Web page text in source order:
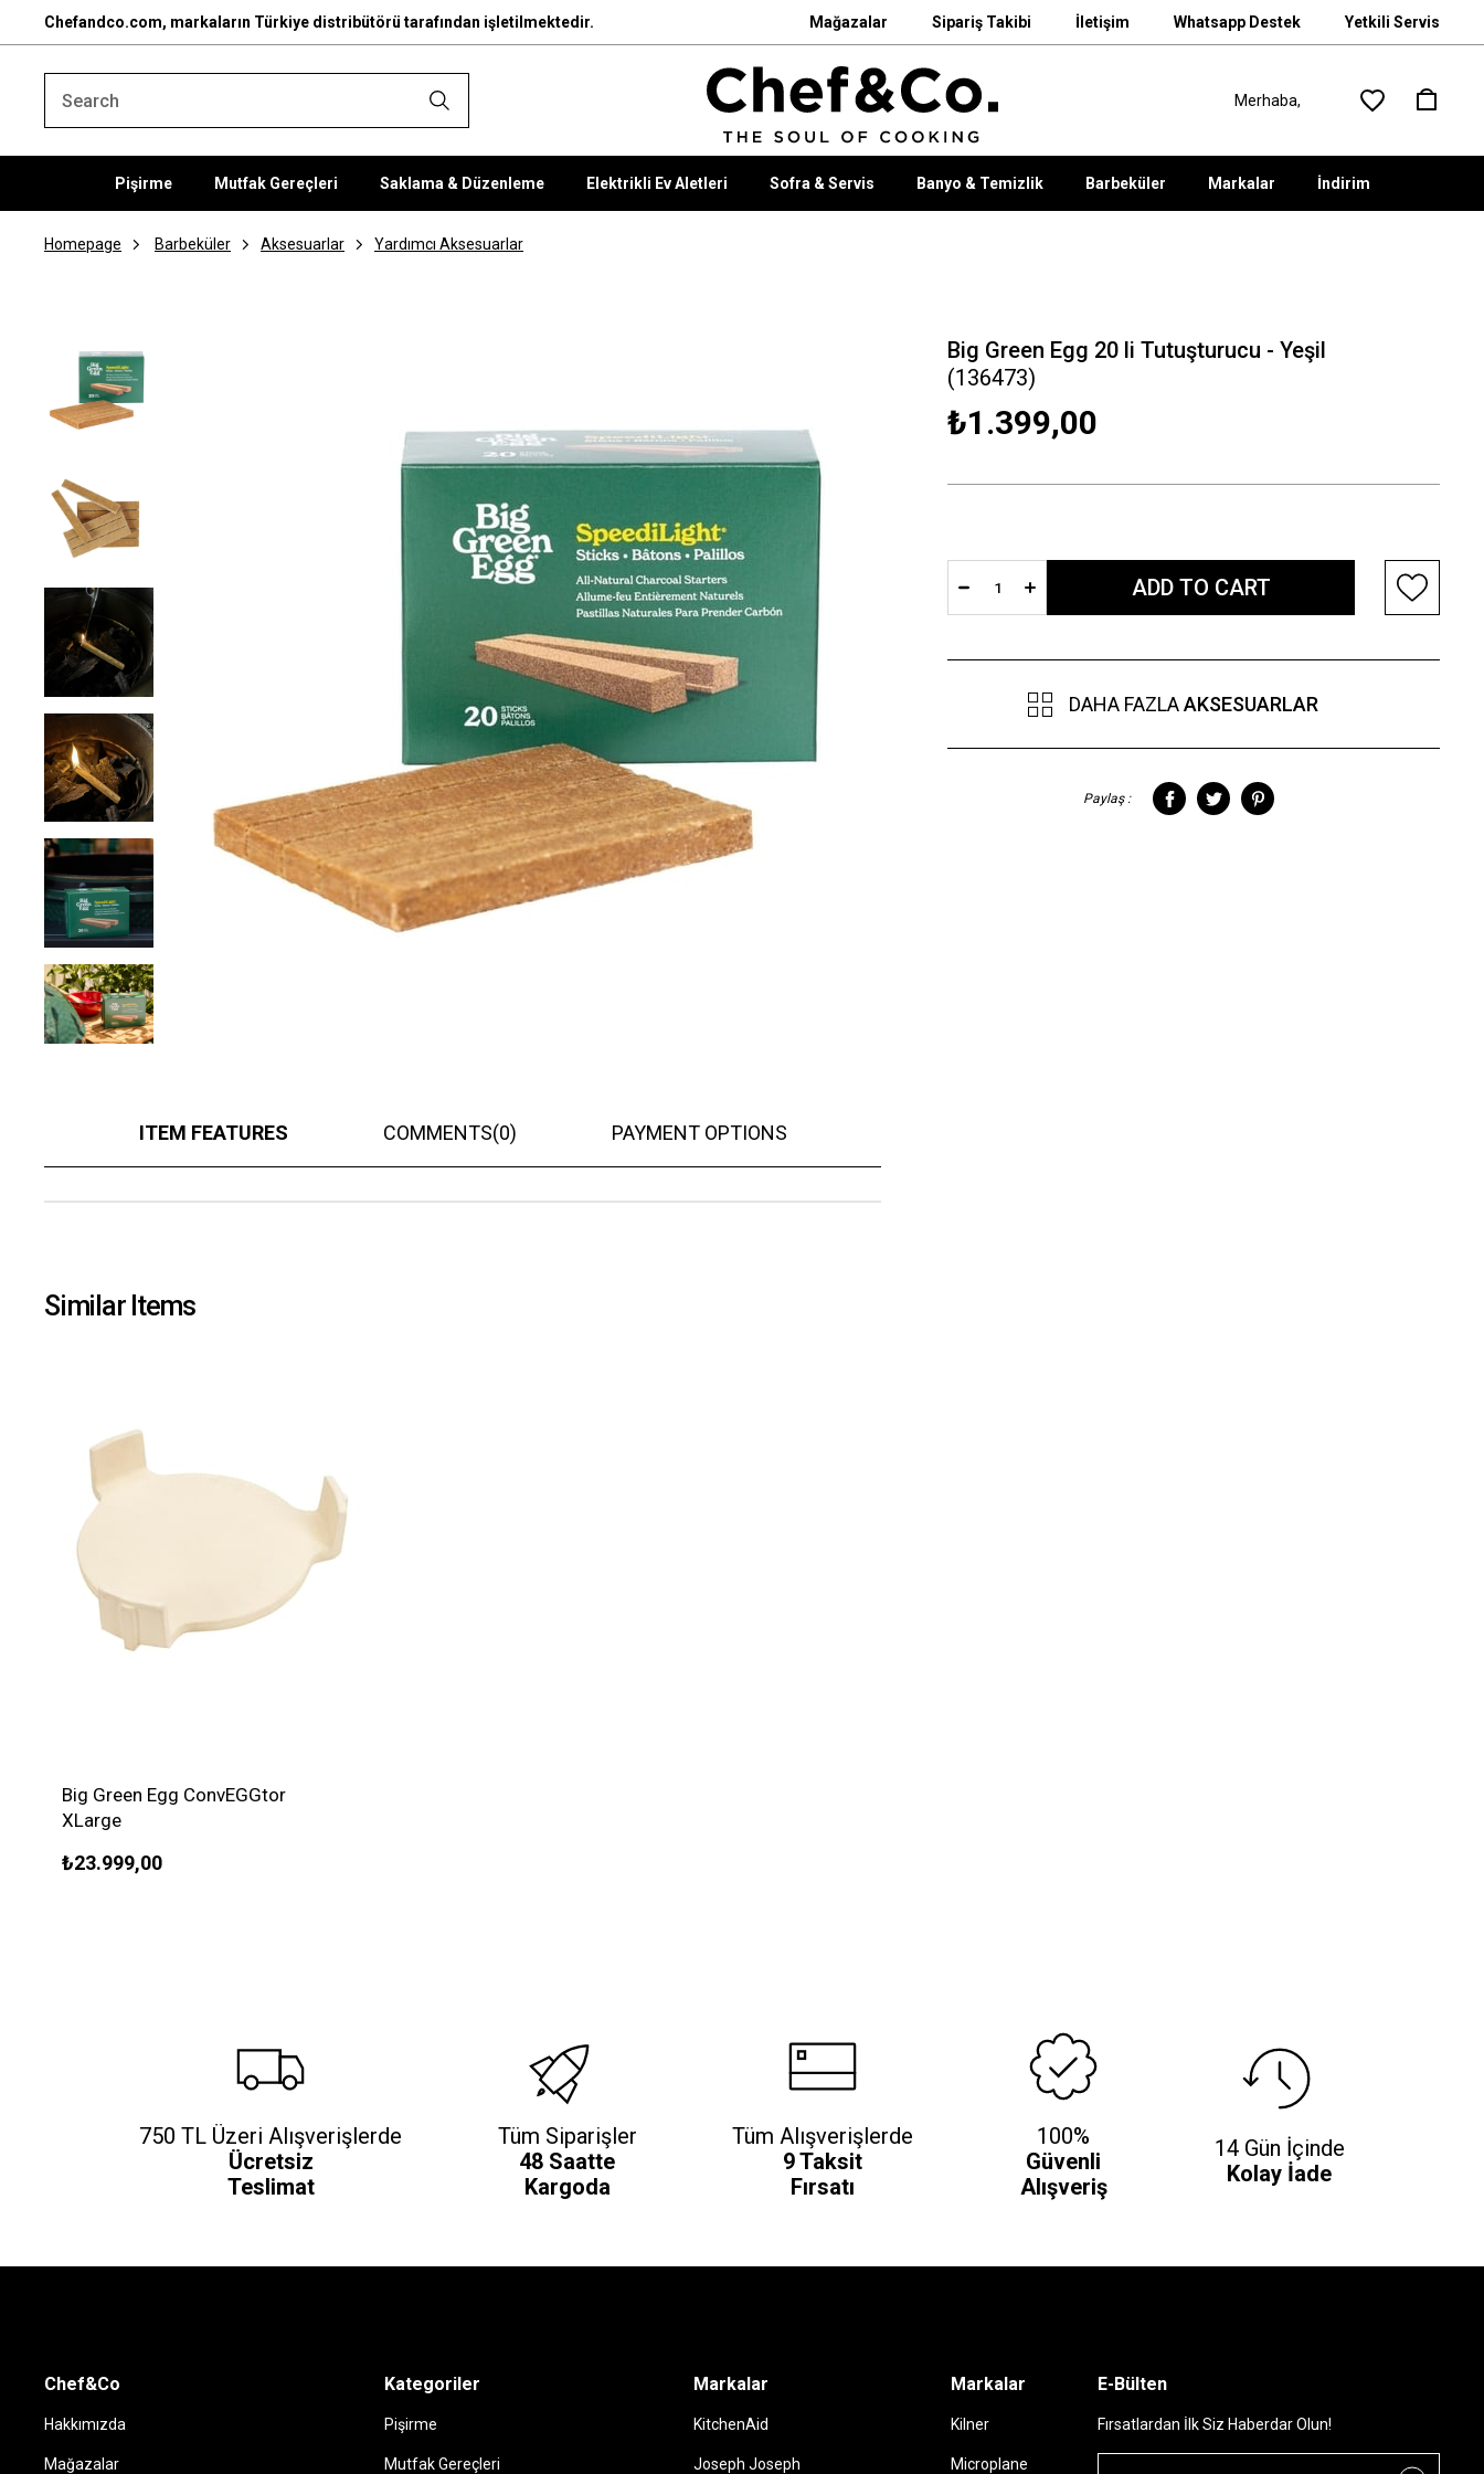
Chefandco.com, markaların Türkiye distribütörü tarafından işletilmektedir. Mağazalar Sipariş Takibi İletişim Whatsapp Destek Yetkili Servis
Pişirme Mutfak Gereçleri Saklama & Düzenleme Elektrikli Ev Aletleri Sofra & Servis Banyo & Temizlik Barbeküler Markalar İndirim
Homepage Barbeküler Aksesuarlar Yardımcı Aksesuarlar
Big Green Egg 20 li Tutuşturucu - Yeşil
(136473)
₺1.399,00
DAHA FAZLAAKSESUARLAR
Paylaş :
ITEM FEATURES COMMENTS(0) PAYMENT OPTIONS
Similar Items
Big Green Egg ConvEGGtor
XLarge
₺23.999,00
750 TL Üzeri Alışverişlerde
Ücretsiz
Teslimat
Tüm Siparişler
48 Saatte
Kargoda
Tüm Alışverişlerde
9 Taksit
Fırsatı
100%
Güvenli
Alışveriş
14 Gün İçinde
Kolay İade
Chef&Co
Hakkımızda
Mağazalar
Kategoriler
Pişirme
Mutfak Gereçleri
Markalar
KitchenAid
Joseph Joseph
Markalar
Kilner
Microplane
E-Bülten
Fırsatlardan İlk Siz Haberdar Olun!